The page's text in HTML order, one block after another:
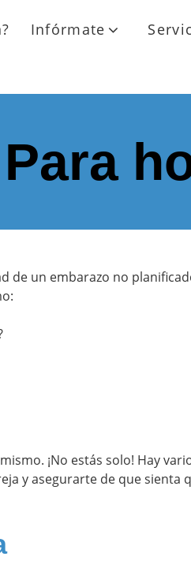
Infórmate
Para
de un embarazo no
¡No estás solo! Hay
y asegurarte de que sienta